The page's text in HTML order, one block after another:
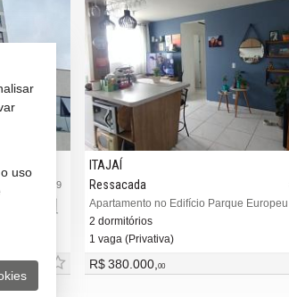
#2.929
ITAJAÍ
Ressacada
Apartamento no Edifício Parque Europeu
2 dormitórios
1 vaga (Privativa)
R$ 380.000,00
uso